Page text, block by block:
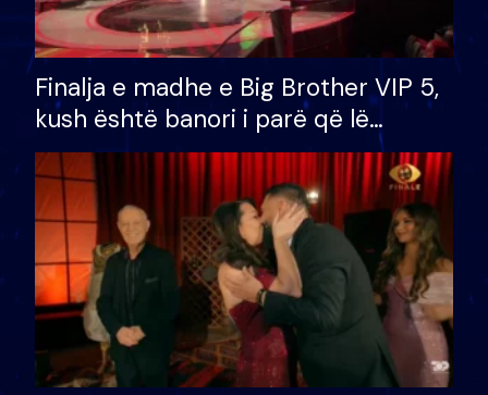
Finalja e madhe e Big Brother VIP 5,
kush është banori i parë që lë
shtëpinë dhe humb mundësinë për
të fituar çmimin e madh